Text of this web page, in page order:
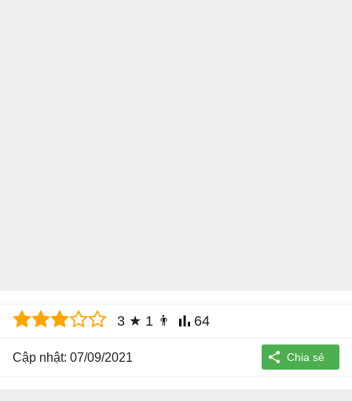
3 ★ 1 👨 64
Cập nhật: 07/09/2021